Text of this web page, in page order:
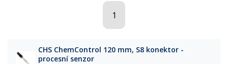
1
CHS ChemControl 120 mm, S8 konektor -
procesní senzor